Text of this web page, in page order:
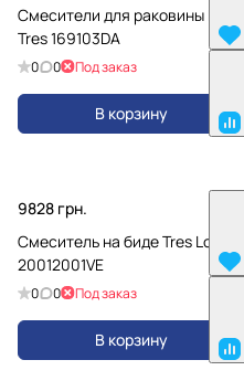
Смесители для раковины K -
Tres 169103DA
0 0 Под заказ
В корзину
9828 грн.
Смеситель на биде Tres Loft
20012001VE
0 0 Под заказ
В корзину